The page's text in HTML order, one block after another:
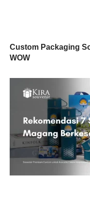
Custom Packaging
WOW